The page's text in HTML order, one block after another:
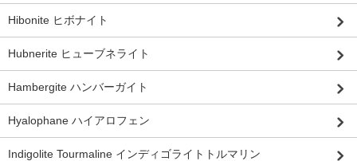
Hibonite ヒボナイト
Hubnerite ヒューブネライト
Hambergite ハンバーガイト
Hyalophane ハイアロフェン
Indigolite Tourmaline インディゴライトトルマリン